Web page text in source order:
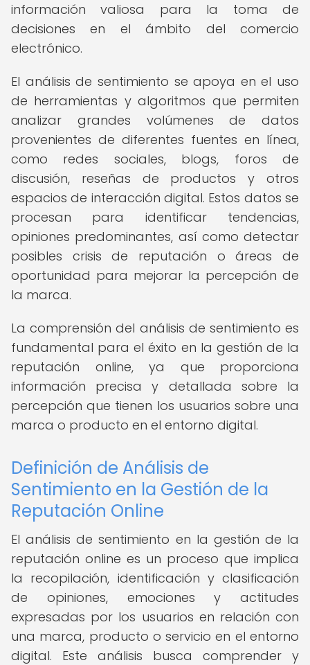
información valiosa para la toma de
decisiones en el ámbito del comercio
electrónico.
El análisis de sentimiento se apoya en el uso
de herramientas y algoritmos que permiten
analizar grandes volúmenes de datos
provenientes de diferentes fuentes en línea,
como redes sociales, blogs, foros de
discusión, reseñas de productos y otros
espacios de interacción digital. Estos datos se
procesan para identificar tendencias,
opiniones predominantes, así como detectar
posibles crisis de reputación o áreas de
oportunidad para mejorar la percepción de
la marca.
La comprensión del análisis de sentimiento es
fundamental para el éxito en la gestión de la
reputación online, ya que proporciona
información precisa y detallada sobre la
percepción que tienen los usuarios sobre una
marca o producto en el entorno digital.
Definición de Análisis de
Sentimiento en la Gestión de la
Reputación Online
El análisis de sentimiento en la gestión de la
reputación online es un proceso que implica
la recopilación, identificación y clasificación
de opiniones, emociones y actitudes
expresadas por los usuarios en relación con
una marca, producto o servicio en el entorno
digital. Este análisis busca comprender y